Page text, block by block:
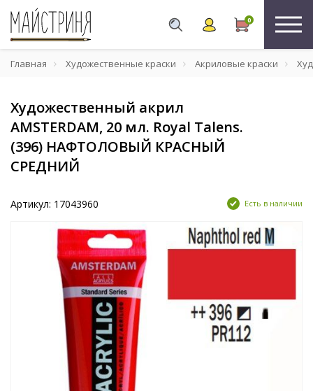
0
Главная Художественные краски Акриловые краски
Художественный акрил
AMSTERDAM, 20 мл. Royal Talens.
(396) НАФТОЛОВЫЙ КРАСНЫЙ
СРЕДНИЙ
Артикул: 17043960 Есть в наличии